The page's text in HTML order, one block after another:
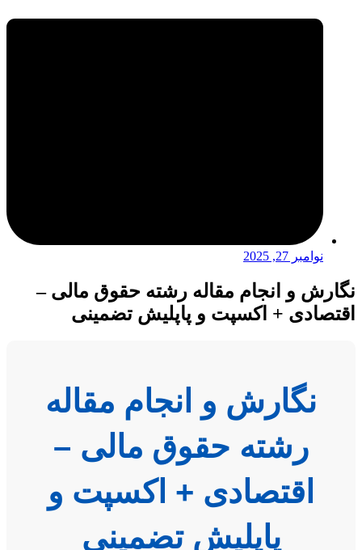
نوامبر 27, 2025
نگارش و انجام مقاله رشته حقوق مالی –
اقتصادی + اکسپت و پاپلیش تضمینی
نگارش و انجام مقاله
رشته حقوق مالی –
اقتصادی + اکسپت و
پاپلیش تضمینی